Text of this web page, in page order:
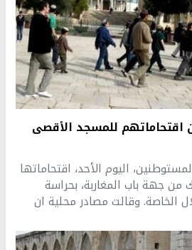
للمسجد الأقصى
اليوم الأحد، اقتحاماتها
جهة باب المغاربة، بحراسة
الخاصة. وقالت مصادر محلية ان